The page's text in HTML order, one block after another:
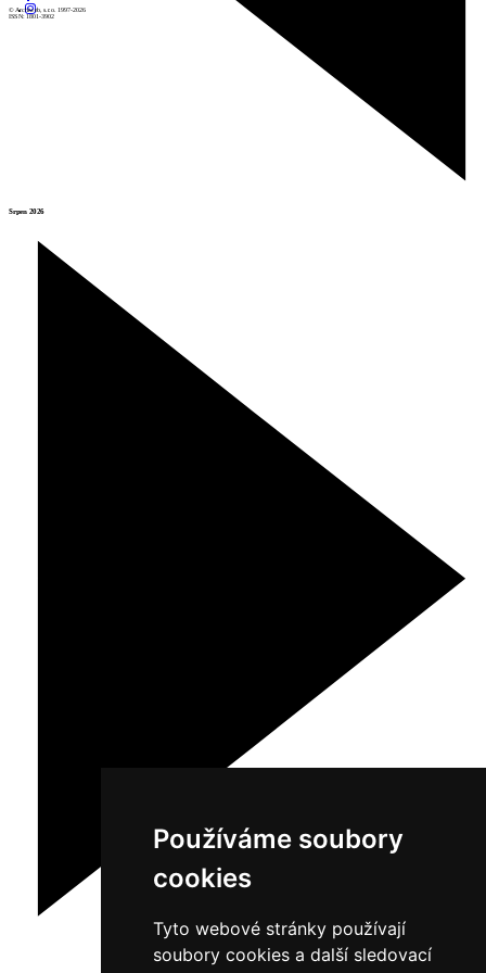
Používáme soubory
cookies
Tyto webové stránky používají
soubory cookies a další sledovací
Srpen 2026
© Archiweb, s.r.o. 1997-2026
ISSN: 1801-3902